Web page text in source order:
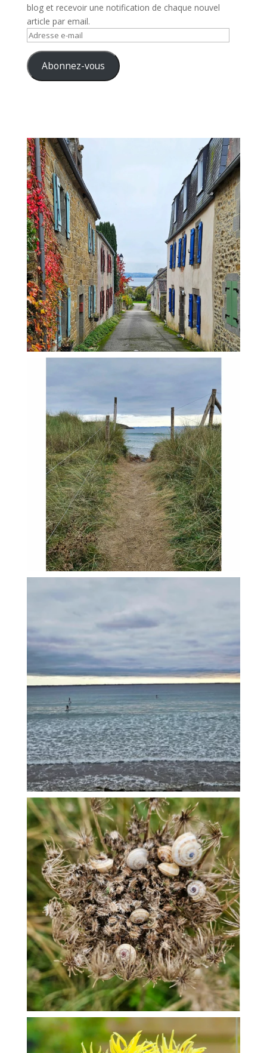
blog et recevoir une notification de chaque nouvel
article par email.
Adresse
mail Abonnez-vous